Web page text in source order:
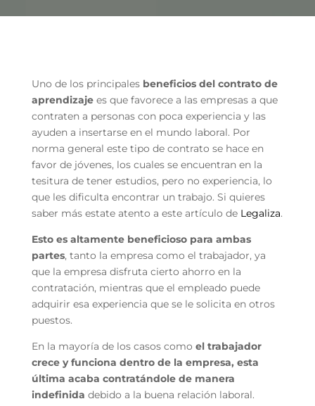
Uno de los principales beneficios del contrato de
aprendizajees que favorece a las empresas a que
contraten a personas con poca experiencia y las
ayuden a insertarse en el mundo laboral. Por
norma general este tipo de contrato se hace en
favor de jóvenes, los cuales se encuentran en la
tesitura de tener estudios, pero no experiencia, lo
que les dificulta encontrar un trabajo. Si quieres
saber más estate atento a este artículo de Legaliza.
Esto es altamente beneficioso para ambas
partes, tanto la empresa como el trabajador, ya
que la empresa disfruta cierto ahorro en la
contratación, mientras que el empleado puede
adquirir esa experiencia que se le solicita en otros
puestos.
En la mayoría de los casos como el trabajador
crece y funciona dentro de la empresa, esta
última acaba contratándole de manera
indefinida debido a la buena relación laboral.